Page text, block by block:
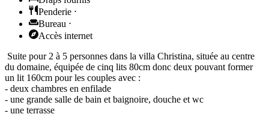
Penderie ⋅
Bureau ⋅
Accès internet
Suite pour 2 à 5 personnes dans la villa Christina, située au centre
du domaine, équipée de cinq lits 80cm donc deux pouvant former
un lit 160cm pour les couples avec :
- deux chambres en enfilade
- une grande salle de bain et baignoire, douche et wc
- une terrasse